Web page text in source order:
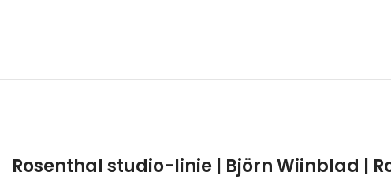
Rosenthal studio-linie | Björn Wiinblad |